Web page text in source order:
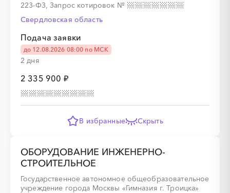
223-ФЗ, Запрос котировок №
Свердловская область
Подача заявки
до 12.08.2026 08:00 по МСК
2 дня
2 335 900 ₽
В избранные Скрыть
ОБОРУДОВАНИЕ ИНЖЕНЕРНО-
СТРОИТЕЛЬНОЕ
Государственное автономное общеобразовательное
учреждение города Москвы «Гимназия г. Троицка»